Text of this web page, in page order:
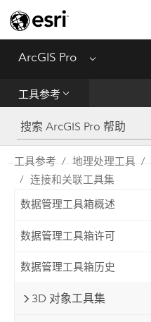
ArcGIS Pro Menu
工具参考
工具参考
Python
SDK
工具参考 地理处理工具
连接和关联工具集
数据管理工具箱概述
数据管理工具箱许可
数据管理工具箱历史
3D 对象工具集